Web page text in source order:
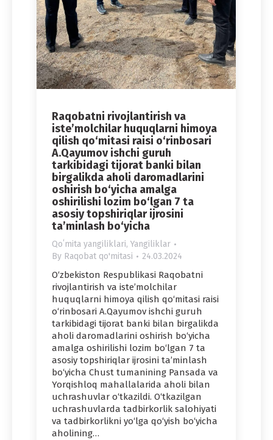
Raqobatni rivojlantirish va
iste’molchilar huquqlarni himoya
qilish qo‘mitasi raisi o‘rinbosari
A.Qayumov ishchi guruh
tarkibidagi tijorat banki bilan
birgalikda aholi daromadlarini
oshirish bo‘yicha amalga
oshirilishi lozim bo‘lgan 7 ta
asosiy topshiriqlar ijrosini
ta’minlash bo‘yicha
Qoʻmita yangiliklari, Yangiliklar
By Raqobat qo'mitasi 24.03.2024
O‘zbekiston Respublikasi Raqobatni
rivojlantirish va iste’molchilar
huquqlarni himoya qilish qo‘mitasi raisi
o‘rinbosari A.Qayumov ishchi guruh
tarkibidagi tijorat banki bilan birgalikda
aholi daromadlarini oshirish bo‘yicha
amalga oshirilishi lozim bo‘lgan 7 ta
asosiy topshiriqlar ijrosini ta’minlash
bo‘yicha Chust tumanining Pansada va
Yorqishloq mahallalarida aholi bilan
uchrashuvlar o‘tkazildi. O‘tkazilgan
uchrashuvlarda tadbirkorlik salohiyati
va tadbirkorlikni yo‘lga qo‘yish bo‘yicha
aholining…